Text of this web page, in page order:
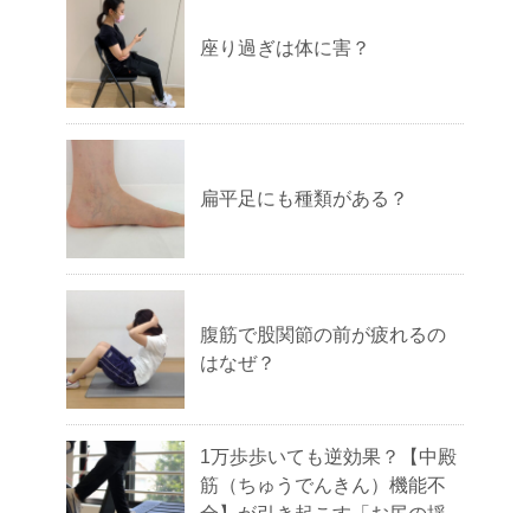
座り過ぎは体に害？
扁平足にも種類がある？
腹筋で股関節の前が疲れるの
はなぜ？
1万歩歩いても逆効果？【中殿
筋（ちゅうでんきん）機能不